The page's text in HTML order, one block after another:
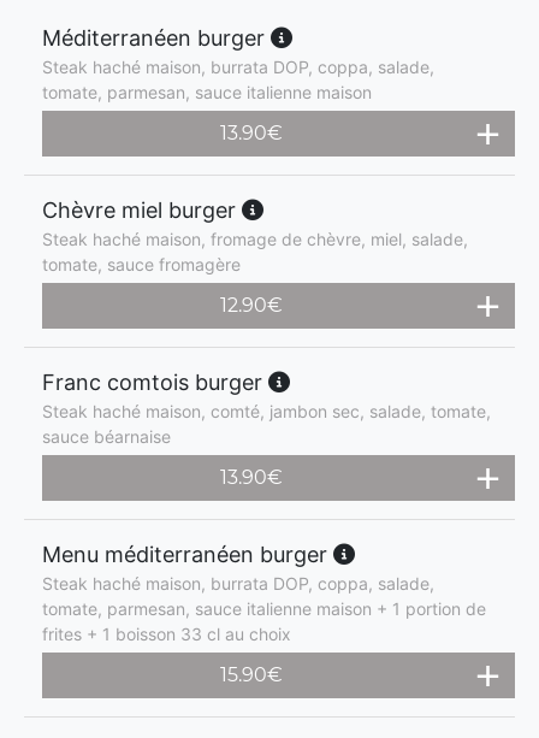
Méditerranéen burger
Steak haché maison, burrata DOP, coppa, salade,
tomate, parmesan, sauce italienne maison
13.90€
Chèvre miel burger
Steak haché maison, fromage de chèvre, miel, salade,
tomate, sauce fromagère
12.90€
Franc comtois burger
Steak haché maison, comté, jambon sec, salade, tomate,
sauce béarnaise
13.90€
Menu méditerranéen burger
Steak haché maison, burrata DOP, coppa, salade,
tomate, parmesan, sauce italienne maison + 1 portion de
frites + 1 boisson 33 cl au choix
15.90€